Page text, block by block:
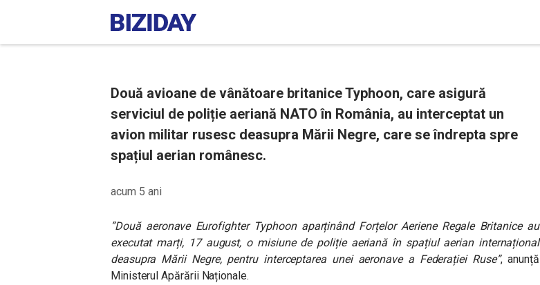
Două avioane de vânătoare britanice Typhoon, care asigură
serviciul de poliție aeriană NATO în România, au interceptat un
avion militar rusesc deasupra Mării Negre, care se îndrepta spre
spațiul aerian românesc.
acum 5 ani
”Două aeronave Eurofighter Typhoon aparținând Forțelor Aeriene Regale Britanice au
executat marți, 17 august, o misiune de poliție aeriană în spațiul aerian internațional
deasupra Mării Negre, pentru interceptarea unei aeronave a Federației Ruse”, anunță
Ministerul Apărării Naționale.